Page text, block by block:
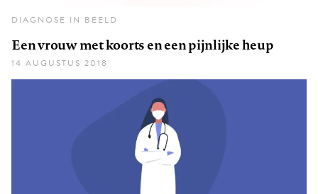
DIAGNOSE IN BEELD
Een vrouw met koorts en een pijnlijke heup
14 AUGUSTUS 2018